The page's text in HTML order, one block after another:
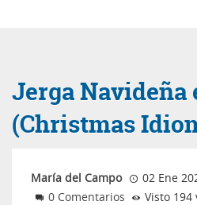
Jerga Navideña
(Christmas
María del Campo
02 Ene
0 Comentarios
Visto 194